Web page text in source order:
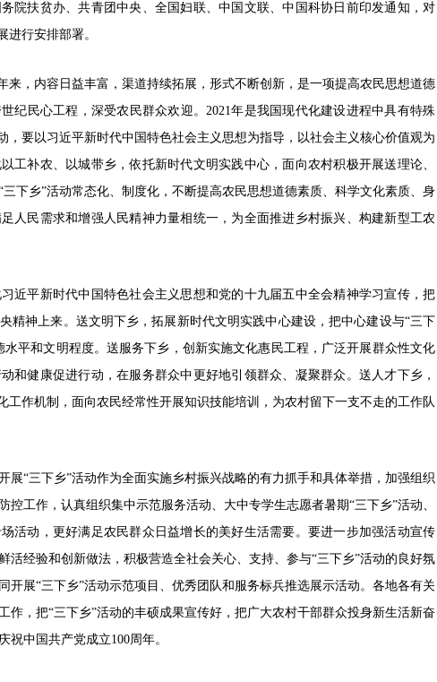
院扶贫办、共青团中央、全国妇联、中国文联、中国科协日前印发通知，对
进行安排部署。
，内容日益丰富，渠道持续拓展，形式不断创新，是一项提高农民思想道德
纪民心工程，深受农民群众欢迎。2021年是我国现代化建设进程中具有特殊
，要以习近平新时代中国特色社会主义思想为指导，以社会主义核心价值观为
工补农、以城带乡，依托新时代文明实践中心，面向农村积极开展送理论、
下乡”活动常态化、制度化，不断提高农民思想道德素质、科学文化素质、身
人民需求和增强人民精神力量相统一，为全面推进乡村振兴、构建新型工农
平新时代中国特色社会主义思想和党的十九届五中全会精神学习宣传，把
精神上来。送文明下乡，拓展新时代文明实践中心建设，把中心建设与“三下
水平和文明程度。送服务下乡，创新实施文化惠民工程，广泛开展群众性文化
和健康促进行动，在服务群众中更好地引领群众、凝聚群众。送人才下乡，
工作机制，面向农民经常性开展知识技能培训，为农村留下一支不走的工作队
“三下乡”活动作为全面实施乡村振兴战略的有力抓手和具体举措，加强组织
控工作，认真组织集中示范服务活动、大中专学生志愿者暑期“三下乡”活动、
活动，更好满足农民群众日益增长的美好生活需要。要进一步加强活动宣传
活经验和创新做法，积极营造全社会关心、支持、参与“三下乡”活动的良好氛
开展“三下乡”活动示范项目、优秀团队和服务标兵推选展示活动。各地各有关
作，把“三下乡”活动的丰硕成果宣传好，把广大农村干部群众投身新生活新奋
祝中国共产党成立100周年。